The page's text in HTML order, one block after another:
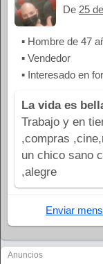
De 25
▪ Hombre de 47
▪ Vendedor
▪ Interesado en
La vida es
Trabajo y en
,compras
un chico sano
,alegre
Enviar
Anuncios